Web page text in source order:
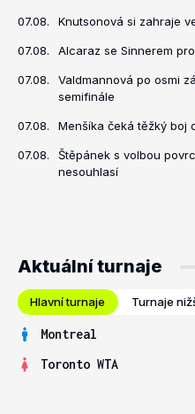
07.08. Knutsonová si zahraje
07.08. Alcaraz se Sinnerem
07.08.
Valdmannová po osmi
semifinále
07.08. Menšíka čeká těžký boj
07.08.
Štěpánek s volbou
nesouhlasí
Aktuální turnaje
Hlavní turnaje Turnaje
Montreal
Toronto WTA